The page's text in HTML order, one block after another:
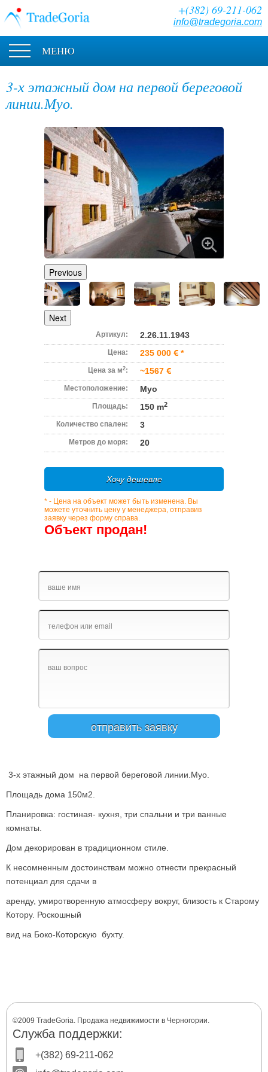
+(382) 69-211-062
info@tradegoria.com
МЕНЮ
3-х этажный дом на первой береговой
линии.Муо.
Previous
Next
Артикул: 2.26.11.1943
Цена: 235 000 *
Цена за м2: ~1567
Местоположение: Муо
Площадь: 150 m2
Количество спален: 3
Метров до моря: 20
Хочу дешевле
* - Цена на объект может быть изменена. Вы
можете уточнить цену у менеджера, отправив
заявку через форму справа.
Объект продан!
3-х этажный дом на первой береговой линии.Муо.
Площадь дома 150м2.
Планировка: гостиная- кухня, три спальни и три ванные
комнаты.
Дом декорирован в традиционном стиле.
К несомненным достоинствам можно отнести прекрасный
потенциал для сдачи в
аренду, умиротворенную атмосферу вокруг, близость к Старому
Котору. Роскошный
вид на Боко-Которскую бухту.
©2009 TradeGoria. Продажа недвижимости в Черногории.
Служба поддержки:
+(382) 69-211-062